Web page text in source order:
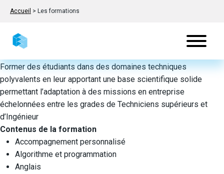
Accueil > Les formations
Former des étudiants dans des domaines techniques
polyvalents en leur apportant une base scientifique solide
permettant l’adaptation à des missions en entreprise
échelonnées entre les grades de Techniciens supérieurs et
d’Ingénieur
Contenus de la formation
Accompagnement personnalisé
Algorithme et programmation
Anglais